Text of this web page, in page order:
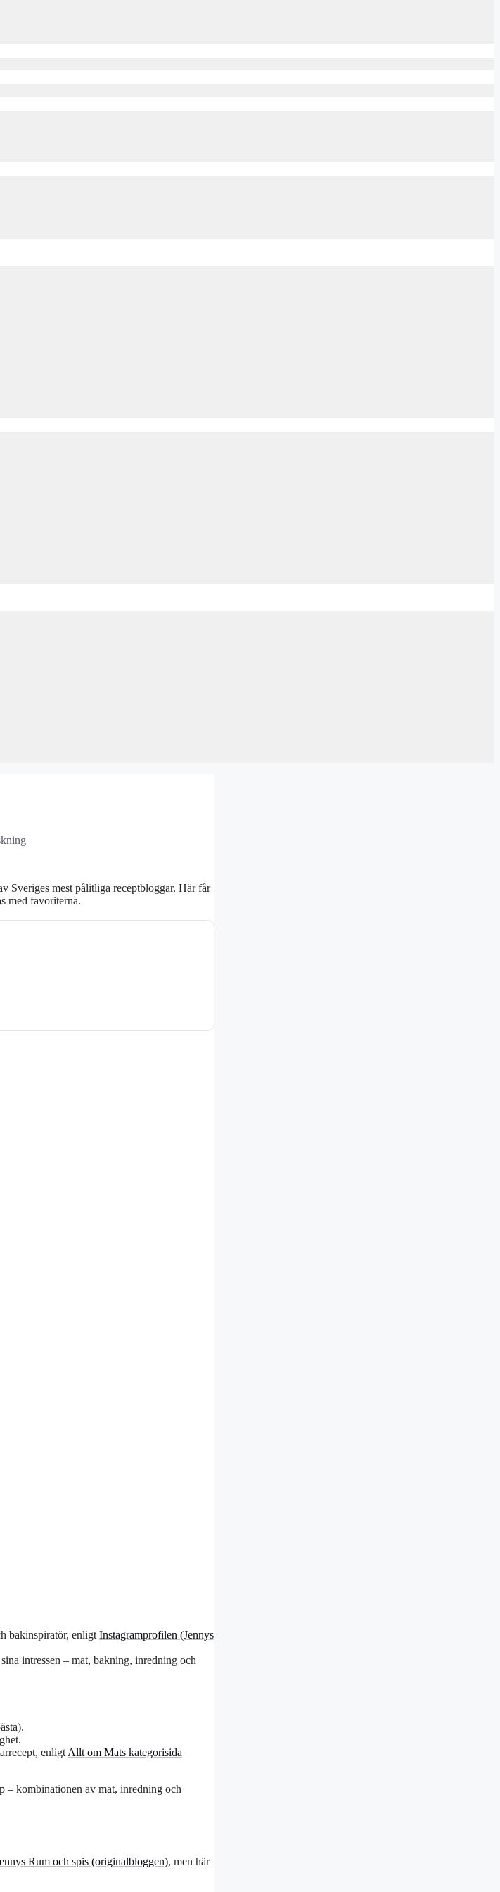
Sveriges mest pålitliga receptbloggar. Här får
med favoriterna.
bakinspiratör, enligt Instagramprofilen (Jennys
intressen – mat, bakning, inredning och
enligt Allt om Mats kategorisida
– kombinationen av mat, inredning och
Rum och spis (originalbloggen), men här